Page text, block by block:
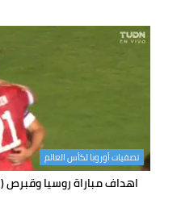
تصفيات أوروبا لكأس العالم
اهداف مباراة روسيا وقبرص (2-0) تصفيات كاس العالم